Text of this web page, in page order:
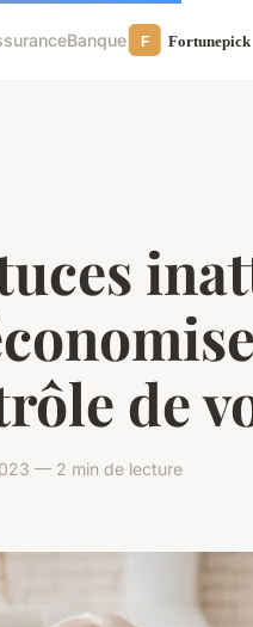
Banque
de
— 2 min de lecture